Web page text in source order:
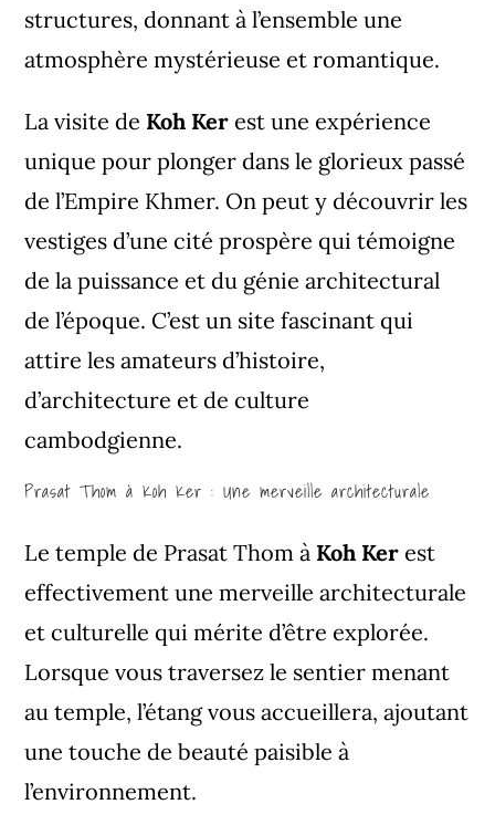
structures, donnant à l’ensemble une
atmosphère mystérieuse et romantique.
La visite de Koh Ker est une expérience
unique pour plonger dans le glorieux passé
de l’Empire Khmer. On peut y découvrir les
vestiges d’une cité prospère qui témoigne
de la puissance et du génie architectural
de l’époque. C’est un site fascinant qui
attire les amateurs d’histoire,
d’architecture et de culture
cambodgienne.
Prasat Thom à Koh Ker : Une merveille architecturale
Le temple de Prasat Thom à Koh Ker est
effectivement une merveille architecturale
et culturelle qui mérite d’être explorée.
Lorsque vous traversez le sentier menant
au temple, l’étang vous accueillera, ajoutant
une touche de beauté paisible à
l’environnement.